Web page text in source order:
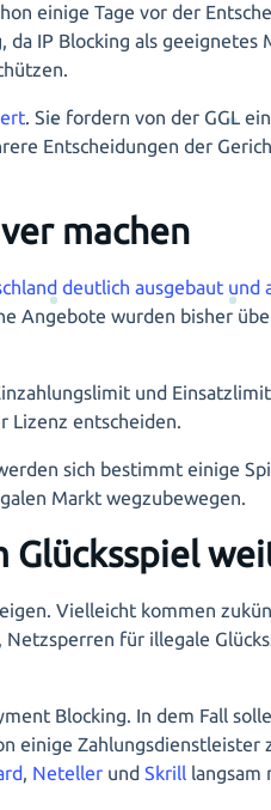
einige Tage vor der
IP Blocking als
. Sie fordern von der GGL
Entscheidungen der
machen
deutlich ausgebaut
Angebote wurden bisher
und
Lizenz entscheiden.
sich bestimmt einige
Markt wegzubewegen.
Glücksspiel
Vielleicht kommen
für illegale
Blocking. In dem Fall
einige
, Neteller und Skrill langsam